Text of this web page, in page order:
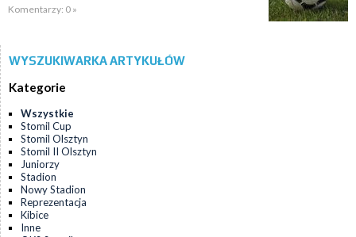
Komentarzy: 0 »
WYSZUKIWARKA ARTYKUŁÓW
Kategorie
Wszystkie
Stomil Cup
Stomil Olsztyn
Stomil II Olsztyn
Juniorzy
Stadion
Nowy Stadion
Reprezentacja
Kibice
Inne